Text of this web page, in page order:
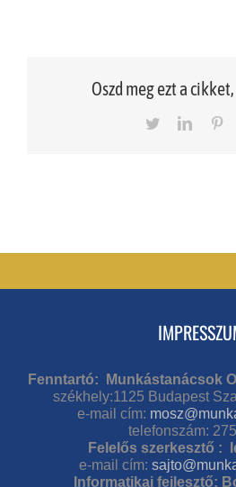
Oszd meg ezt a
Twitter
Fenntartó: Munkástanácsok
székhely:1125 Budapest
e-mail cím:
telefonszám:
Felelős szerkesztő :
e-mail cím:
Informatikai fejlesztő: